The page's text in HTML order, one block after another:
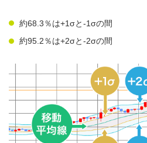
約68.3％は+1σと-1σの間
約95.2％は+2σと-2σの間